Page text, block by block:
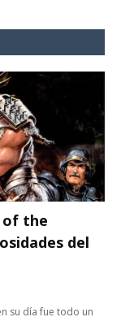
of the
del
su día fue todo un